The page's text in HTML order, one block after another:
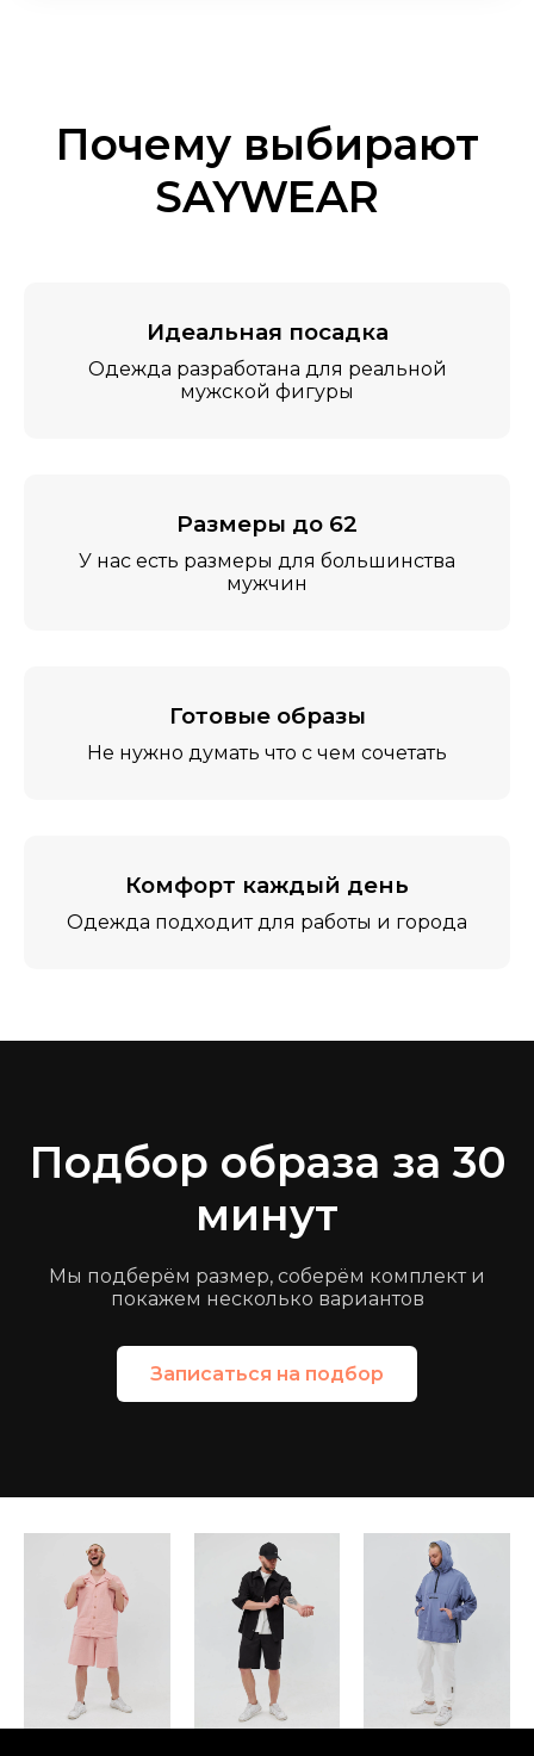
Почему выбирают
SAYWEAR
Идеальная посадка
Одежда разработана для реальной
мужской фигуры
Размеры до 62
У нас есть размеры для большинства
мужчин
Готовые образы
Не нужно думать что с чем сочетать
Комфорт каждый день
Одежда подходит для работы и города
Подбор образа за 30
минут
Мы подберём размер, соберём комплект и
покажем несколько вариантов
Записаться на подбор